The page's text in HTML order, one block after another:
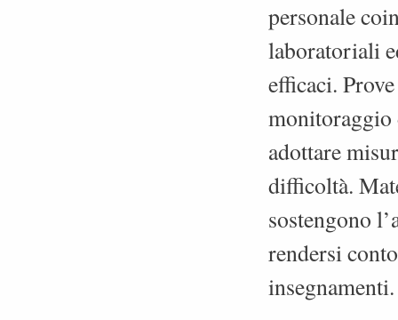
personale
laboratoriali
efficaci.
monitoraggio
adottare
difficoltà.
sostengono
rendersi
insegnamenti.